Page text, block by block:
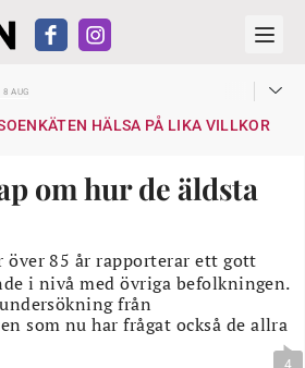
8 AUG
kan bli slag i luften
31 JUL
förbjudas i Sverige
29 JUL
äldres bostadstillägg
28 JUL
HÄLSA PÅ LIKA VILLKOR
om hur de äldsta
över 85 år rapporterar ett gott
i nivå med övriga befolkningen.
från
som nu har frågat också de allra
4